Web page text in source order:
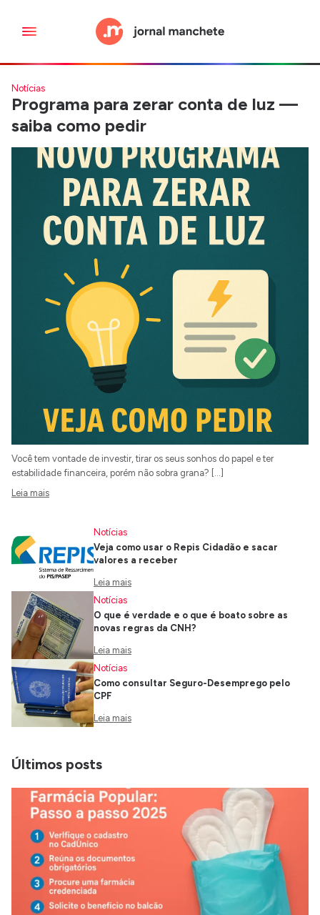
Notícias
Programa para zerar conta de luz —
saiba como pedir
Você tem vontade de investir, tirar os seus sonhos do papel e ter
estabilidade financeira, porém não sobra grana? […]
Leia mais
Notícias
Veja como usar o Repis Cidadão e sacar
valores a receber
Leia mais
Notícias
O que é verdade e o que é boato sobre as
novas regras da CNH?
Leia mais
Notícias
Como consultar Seguro-Desemprego pelo
CPF
Leia mais
Últimos posts